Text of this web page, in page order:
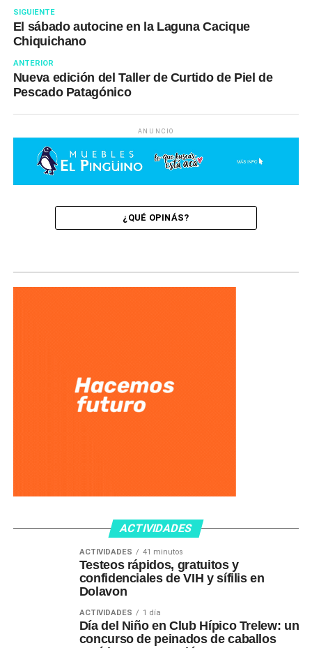
SIGUIENTE
El sábado autocine en la Laguna Cacique
Chiquichano
ANTERIOR
Nueva edición del Taller de Curtido de Piel de
Pescado Patagónico
ANUNCIO
¿QUÉ OPINÁS?
ACTIVIDADES
ACTIVIDADES 41 minutos
Testeos rápidos, gratuitos y
confidenciales de VIH y sífilis en
Dolavon
ACTIVIDADES 1 día
Día del Niño en Club Hípico Trelew: un
concurso de peinados de caballos